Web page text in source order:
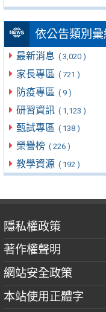
依公告類別彙
最新消息 ( 3,020 )
家長專區 ( 721 )
防疫專區 ( 9 )
研習資訊 ( 1,123 )
甄試專區 ( 138 )
榮譽榜 ( 226 )
教學資源 ( 192 )
隱私權政策
著作權聲明
網站安全政策
本站使用正體字